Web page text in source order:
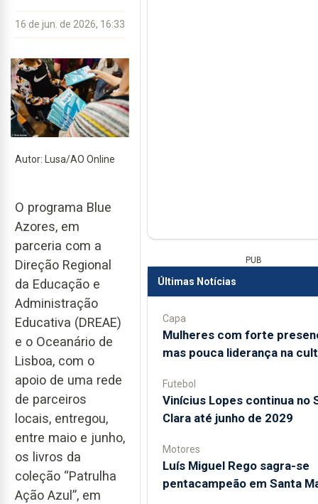
16 de jun. de 2026, 16:33
Autor: Lusa/AO Online
O programa Blue
Azores, em
parceria com a
Direção Regional
da Educação e
Administração
Educativa (DREAE)
e o Oceanário de
Lisboa, com o
apoio de uma rede
de parceiros
locais, entregou,
entre maio e junho,
os livros da
coleção “Patrulha
Ação Azul”, em
PUB
Últimas Notícias
Capa
Mulheres com forte
mas pouca liderança na
Futebol
Vinícius Lopes continua no
Clara até junho de 2029
Motores
Luís Miguel Rego sagra-se
pentacampeão em Santa